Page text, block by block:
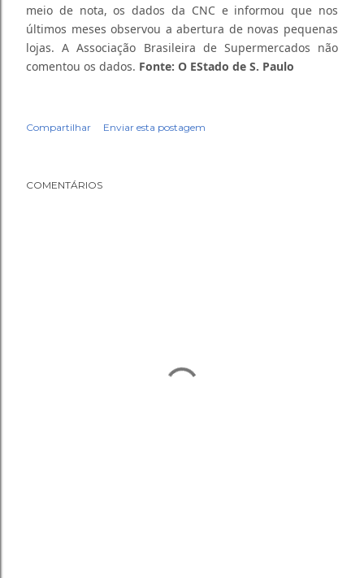
meio de nota, os dados da CNC e informou que nos
últimos meses observou a abertura de novas pequenas
lojas. A Associação Brasileira de Supermercados não
comentou os dados. Fonte: O EStado de S. Paulo
Compartilhar Enviar esta postagem
COMENTÁRIOS